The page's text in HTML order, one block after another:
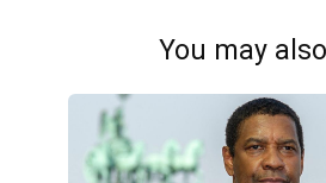
You may